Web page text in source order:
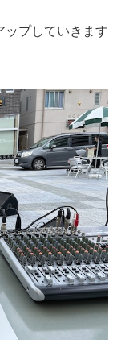
ップしていきます